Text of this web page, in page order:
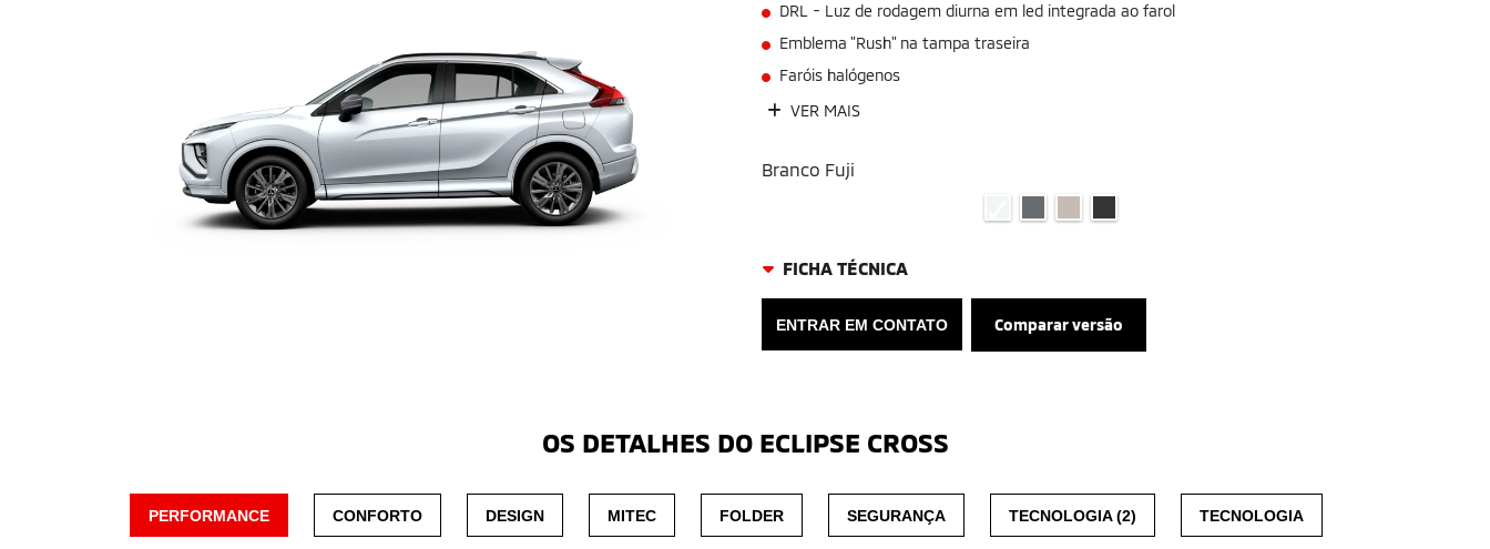
DRL - Luz de rodagem diurna em led integrada ao farol
Emblema "Rush" na tampa traseira
Faróis halógenos
VER MAIS
Branco Fuji
FICHA TÉCNICA
ENTRAR EM CONTATO Comparar versão
OS DETALHES DO ECLIPSE CROSS
PERFORMANCE CONFORTO DESIGN MITEC FOLDER SEGURANÇA TECNOLOGIA (2) TECNOLOGIA